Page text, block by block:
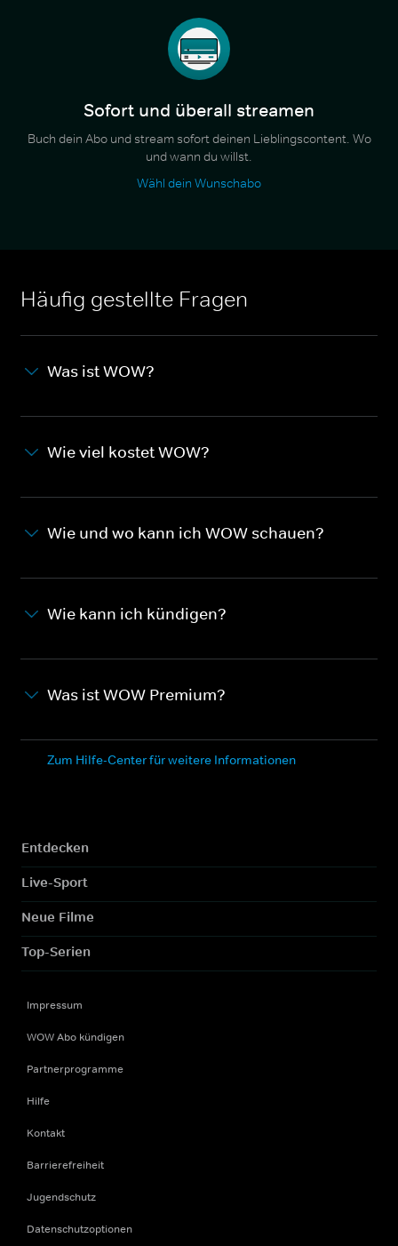
Sofort und überall streamen
Buch dein Abo und stream sofort deinen Lieblingscontent. Wo
und wann du willst.
Wähl dein Wunschabo
Häufig gestellte Fragen
Was ist WOW?
Wie viel kostet WOW?
Wie und wo kann ich WOW schauen?
Wie kann ich kündigen?
Was ist WOW Premium?
Zum Hilfe-Center für weitere Informationen
Entdecken
Live-Sport
Neue Filme
Top-Serien
Impressum
WOW Abo kündigen
Partnerprogramme
Hilfe
Kontakt
Barrierefreiheit
Jugendschutz
Datenschutzoptionen